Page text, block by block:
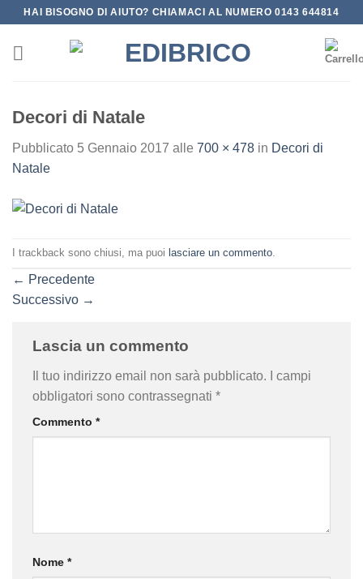
Salta
contenuti
HAI BISOGNO DI AIUTO? CHIAMACI AL NUMERO 0143 644814
Decori di Natale
Pubblicato 5 Gennaio 2017 alle 700 × 478 in Decori di
Natale
I trackback sono chiusi, ma puoi lasciare un commento
← Precedente
Successivo →
Lascia un commento
Il tuo indirizzo email non sarà pubblicato.
I campi
obbligatori sono contrassegnati *
Commento *
Nome *